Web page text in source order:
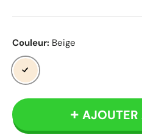
Couleur: Beige
Beige
AJOUTER